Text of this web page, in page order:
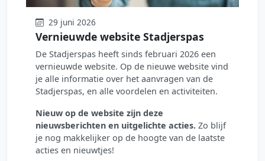
29 juni 2026
Vernieuwde website Stadjerspas
De Stadjerspas heeft sinds februari 2026 een
vernieuwde website. Op de nieuwe website vind
je alle informatie over het aanvragen van de
Stadjerspas, en alle voordelen en activiteiten.
Nieuw op de website zijn deze
nieuwsberichten en uitgelichte acties. Zo blijf
je nog makkelijker op de hoogte van de laatste
acties en nieuwtjes!